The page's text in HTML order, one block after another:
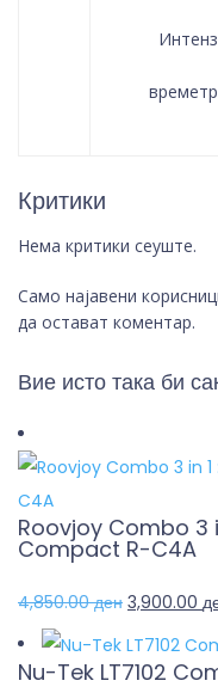
Критики
Нема критики сеуште.
Само најавени
да остават коментар.
Вие исто така би
Roovjoy Combo 3
Compact R-C4A
4,850.00ден 3,900.00
Nu-Tek LT7102